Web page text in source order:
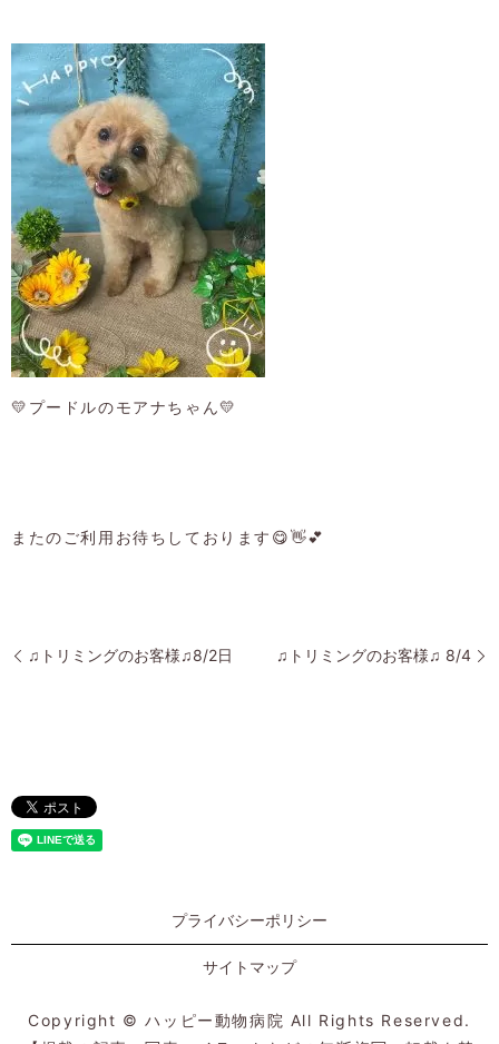
💛プードルのモアナちゃん💛
またのご利用お待ちしております😋👋💕
♫トリミングのお客様♫8/2日 ♫トリミングのお客様♫ 8/4
プライバシーポリシー
サイトマップ
Copyright © ハッピー動物病院 All Rights Reserved.